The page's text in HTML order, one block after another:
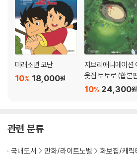
미래소년 코난
18,000원
10%
지브리애니메이션
웃집 토토로 (합본
24,300원
10%
관련 분류
국내도서 만화/라이트노벨 화보집/캐릭